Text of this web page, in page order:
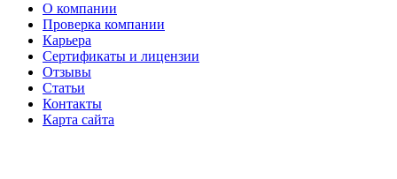
О компании
Проверка компании
Карьера
Сертификаты и лицензии
Отзывы
Статьи
Контакты
Карта сайта